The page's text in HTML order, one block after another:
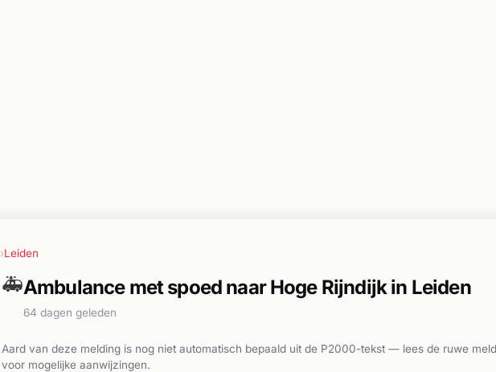
›Leiden
🚑Ambulance met spoed naar Hoge Rijndijk in Leiden
64 dagen geleden
Aard van deze melding is nog niet automatisch bepaald uit de P2000-tekst — lees de ruwe
voor mogelijke aanwijzingen.